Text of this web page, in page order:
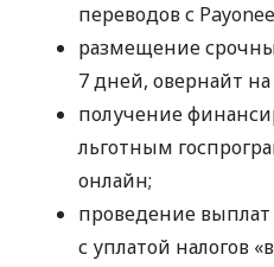
переводов с
размещение
7 дней, овернайт на
получение
льготным
онлайн;
проведение
с уплатой налогов